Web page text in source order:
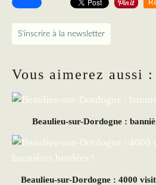
S'inscrire à la newsletter
Vous aimerez aussi :
Beaulieu-sur-Dordogne :
Beaulieu-sur-Dordogne : 4000